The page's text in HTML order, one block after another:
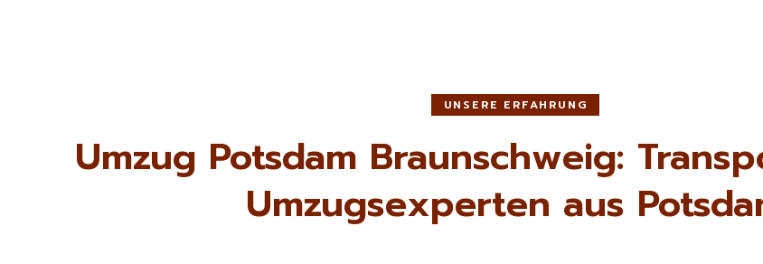
UNSERE ERFAHRUNG
Umzug Potsdam Braunschweig:
Umzugsexperten aus